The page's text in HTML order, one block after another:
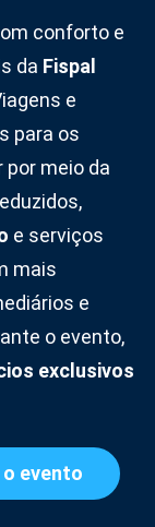
conforto e
da Fispal
e
para os
meio da
e serviços
mais
e
o evento,
exclusivos
evento